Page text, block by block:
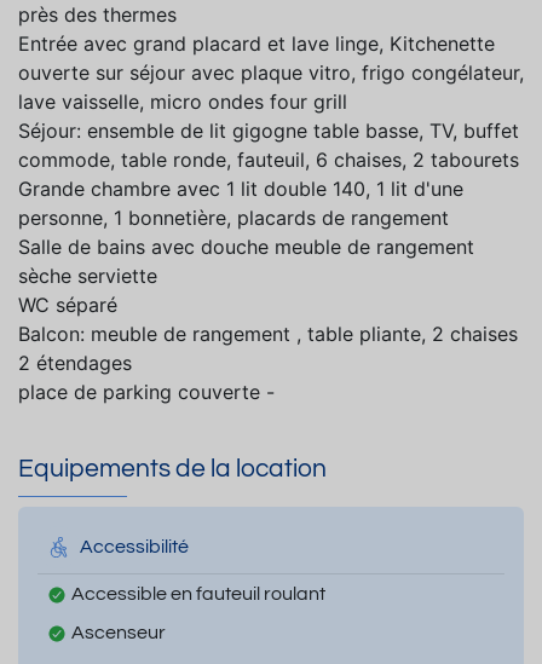
près des thermes
Entrée avec grand placard et lave linge, Kitchenette
ouverte sur séjour avec plaque vitro, frigo congélateur,
lave vaisselle, micro ondes four grill
Séjour: ensemble de lit gigogne table basse, TV, buffet
commode, table ronde, fauteuil, 6 chaises, 2 tabourets
Grande chambre avec 1 lit double 140, 1 lit d'une
personne, 1 bonnetière, placards de rangement
Salle de bains avec douche meuble de rangement
sèche serviette
WC séparé
Balcon: meuble de rangement , table pliante, 2 chaises
2 étendages
place de parking couverte -
Equipements de la location
Accessibilité
Accessible en fauteuil roulant
Ascenseur